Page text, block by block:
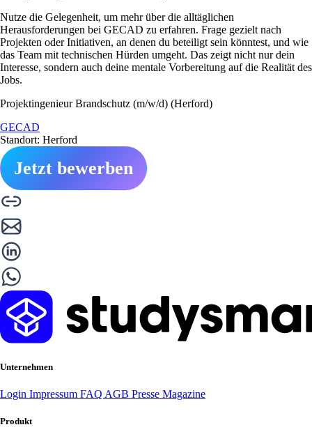
Nutze die Gelegenheit, um mehr über die alltäglichen
Herausforderungen bei GECAD zu erfahren. Frage gezielt nach
Projekten oder Initiativen, an denen du beteiligt sein könntest, und wie
das Team mit technischen Hürden umgeht. Das zeigt nicht nur dein
Interesse, sondern auch deine mentale Vorbereitung auf die Realität des
Jobs.
Projektingenieur Brandschutz (m/w/d) (Herford)
GECAD
Standort: Herford
Jetzt bewerben
Unternehmen
Login Impressum FAQ AGB Presse Magazine
Produkt